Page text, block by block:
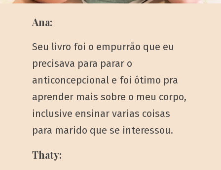
Ana:
Seu livro foi o empurrão que eu
precisava para parar o
anticoncepcional e foi ótimo pra
aprender mais sobre o meu corpo,
inclusive ensinar varias coisas
para marido que se interessou.
Thaty: